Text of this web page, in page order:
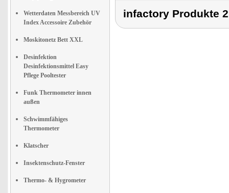
Wetterdaten Messbereich UV
Index Accessoire Zubehör
Moskitonetz Bett XXL
Desinfektion
Desinfektionsmittel Easy
Pflege Pooltester
Funk Thermometer innen
außen
Schwimmfähiges
Thermometer
Klatscher
Insektenschutz-Fenster
Thermo- & Hygrometer
infactory Produkte